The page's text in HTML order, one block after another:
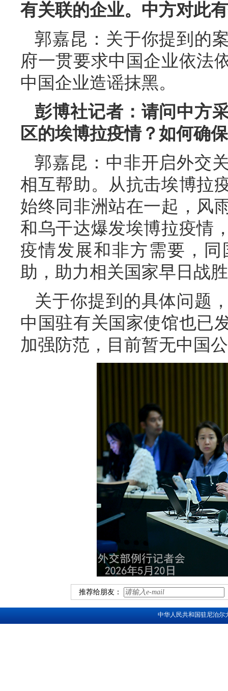
有关联的企业。中方对此
郭嘉昆：关于你提到的
府一贯要求中国企业依法
中国企业造谣抹黑。
彭博社记者：请问中方
区的埃博拉疫情？如何确
郭嘉昆：中非开启外交
相互帮助。从抗击埃博拉
始终同非洲站在一起，风
和乌干达爆发埃博拉疫情
疫情发展和非方需要，
助，助力相关国家早日战
关于你提到的具体问题
中国驻有关国家使馆也已
加强防范，目前暂无中国
推荐给朋友：
中华人民共和国驻尼泊尔